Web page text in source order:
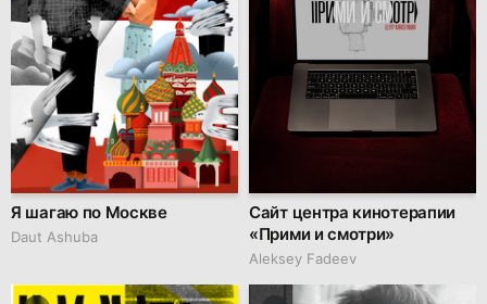
Я шагаю по Москве
Daut Ashuba
Сайт центра кинотерапии
«Прими и смотри»
Aleksey Fadeev